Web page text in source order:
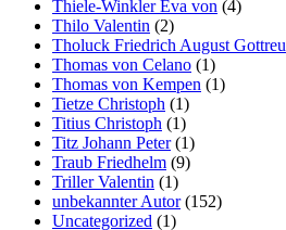
Thiele-Winkler Eva von (4)
Thilo Valentin (2)
Tholuck Friedrich August Gottreu
Thomas von Celano (1)
Thomas von Kempen (1)
Tietze Christoph (1)
Titius Christoph (1)
Titz Johann Peter(1)
Traub Friedhelm (9)
Triller Valentin (1)
unbekannter Autor(152)
Uncategorized (1)